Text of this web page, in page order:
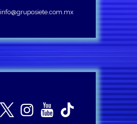
info@gruposiete.com.mx